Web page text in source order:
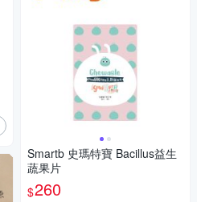
Smartb 史瑪特寶 Bacillus益生
蔬果片
$260